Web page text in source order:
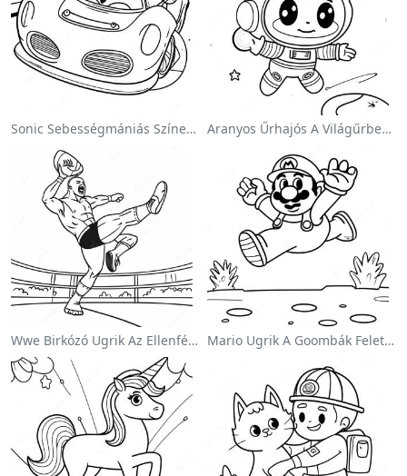
Sonic Sebességmániás Színezőlap Aranyos Űrhajós A Világűrben Színezőlap
Wwe Birkózó Ugrik Az Ellenfélre Színezőlap Mario Ugrik A Goombák Felett Színezőlap